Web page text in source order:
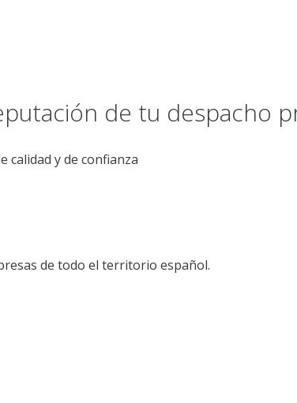
de tu despacho
calidad y de confianza
de todo el territorio español.